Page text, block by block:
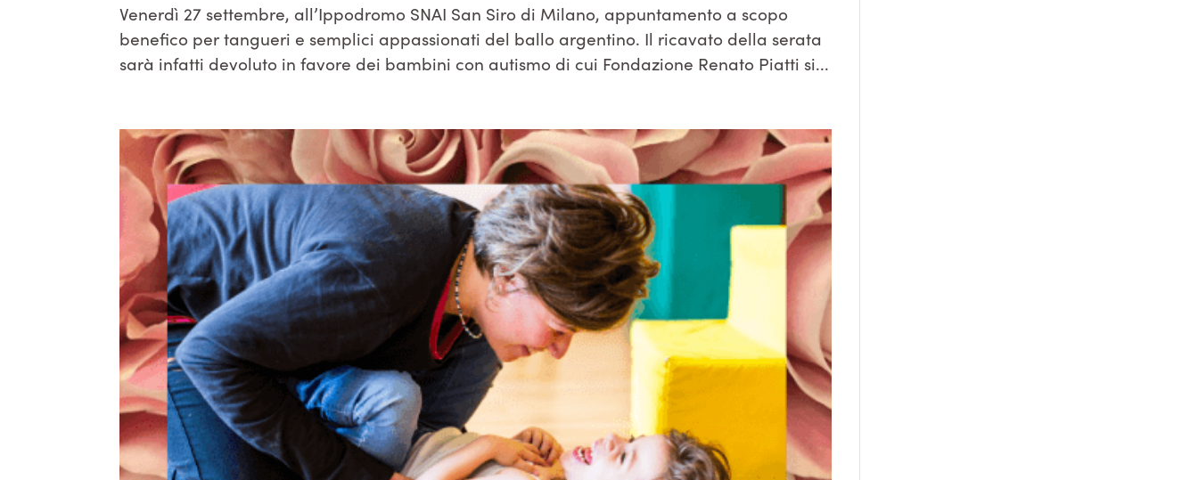
Venerdì 27 settembre, all’Ippodromo SNAI San Siro di Milano, appuntamento a scopo
benefico per tangueri e semplici appassionati del ballo argentino. Il ricavato della serata
sarà infatti devoluto in favore dei bambini con autismo di cui Fondazione Renato Piatti si...